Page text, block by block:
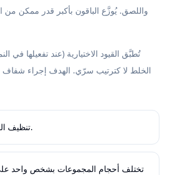
واللصق. يُوزَّع الباقون بأكبر قدر ممكن من
تُطبَّق القيود الاختيارية (عند تفعيلها في
الخلط لا كترتيب سرّي. الهدف إجراء شفاف
تنظيف القائمة يحدث قبل الخلط.
تختلف أحجام المجموعات بشخص واحد على